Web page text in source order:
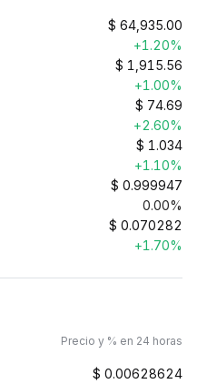
$ 64,935.00
+1.20%
$ 1,915.56
+1.00%
$ 74.69
+2.60%
$ 1.034
+1.10%
$ 0.999947
0.00%
$ 0.070282
+1.70%
Precio y % en 24 horas
$ 0.00628624